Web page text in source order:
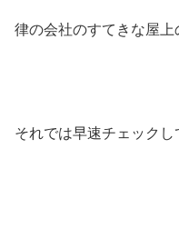
律の会社のすてきな屋上
それでは早速チェックし